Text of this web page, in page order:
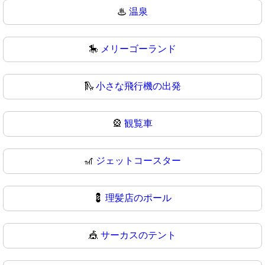
♨ 温泉
🎠 メリーゴーランド
🛝 小さな飛行機の出発
🎡 観覧車
🎢 ジェットコースター
💈 理髪店のポール
🎪 サーカスのテント